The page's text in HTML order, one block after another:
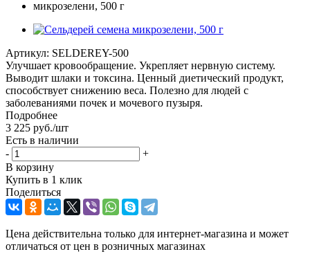
Артикул: SELDEREY-500
Улучшает кровообращение. Укрепляет нервную систему.
Выводит шлаки и токсина. Ценный диетический продукт,
способствует снижению веса. Полезно для людей с
заболеваниями почек и мочевого пузыря.
Подробнее
3 225 руб./шт
Есть в наличии
-
+
В корзину
Купить в 1 клик
Поделиться
Цена действительна только для интернет-магазина и может
отличаться от цен в розничных магазинах